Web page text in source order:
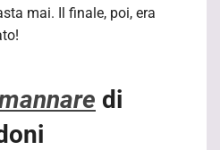
mai. Il finale, poi, era
di